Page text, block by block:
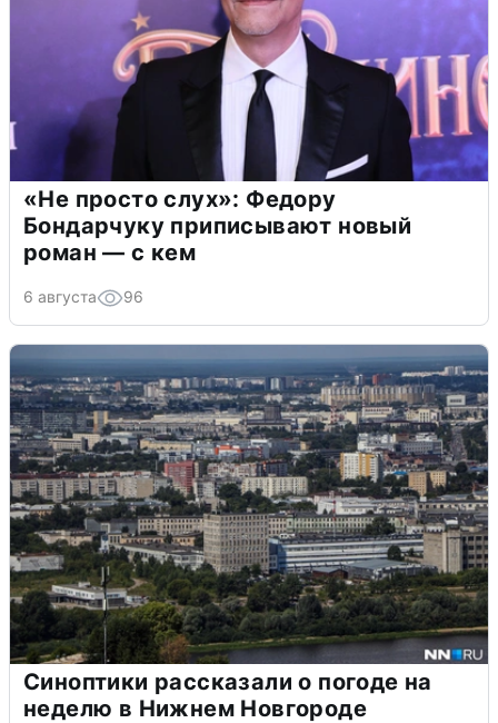
«Не просто слух»: Федору
Бондарчуку приписывают новый
роман — с кем
6 августа 96
Синоптики рассказали о погоде на
неделю в Нижнем Новгороде